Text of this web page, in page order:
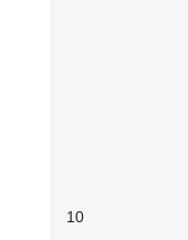
10